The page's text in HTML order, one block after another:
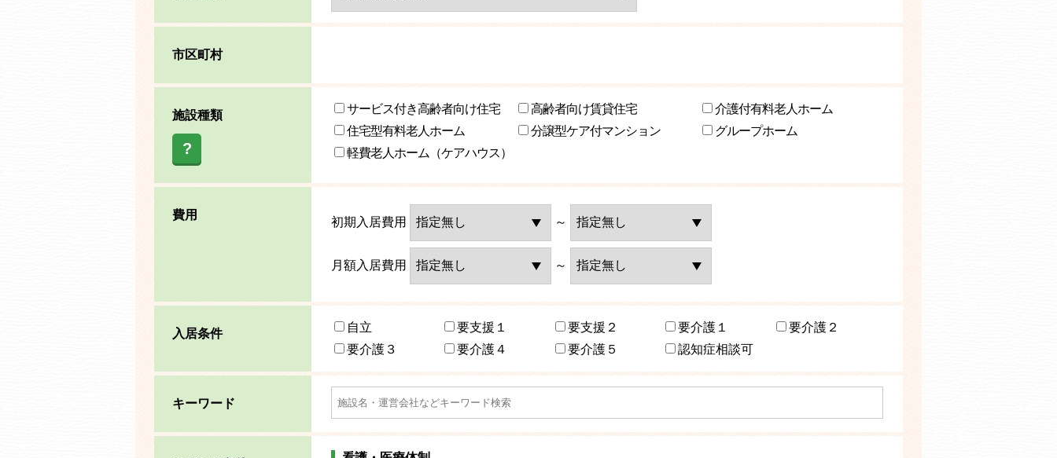
市区町村
施設種類
?
サービス付き高齢者向け住宅 高齢者向け賃貸住宅
介護付有料老人ホーム
住宅型有料老人ホーム
分譲型ケア付マンション
グループホーム
軽費老人ホーム（ケアハウス）
費用
初期入居費用 ～
月額入居費用 ～
入居条件 自立 要支援１ 要支援２ 要介護１
要介護２
要介護３
要介護４ 要介護５ 認知症相談可
キーワード